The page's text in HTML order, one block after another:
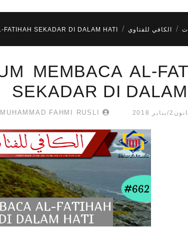
الكافي للفتاوي SEKADAR DI DALAM HATI
MEMBACA AL-
SEKADAR DI